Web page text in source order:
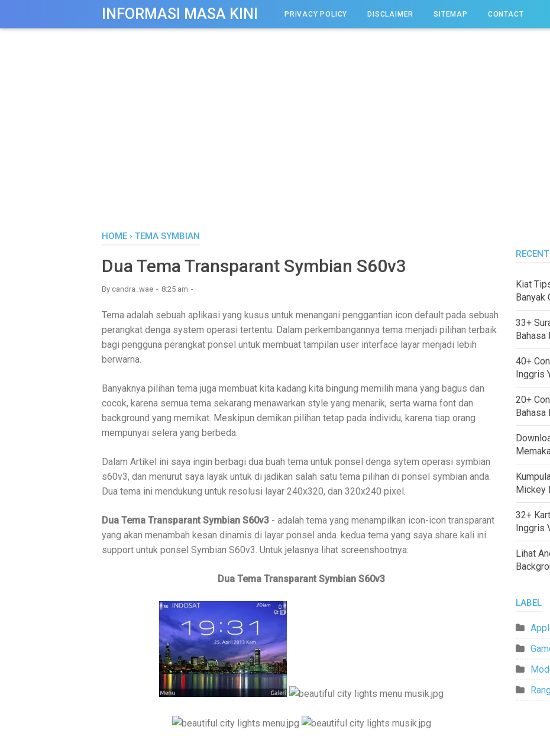
INFORMASI MASA KINI PRIVACY POLICY DISCLAIMER SITEMAP CONTACT
HOME › TEMA SYMBIAN
Dua Tema Transparant Symbian S60v3
By candra_wae 8:25 am
Tema adalah sebuah aplikasi yang kusus untuk menangani penggantian icon default pada sebuah
perangkat denga system operasi tertentu. Dalam perkembangannya tema menjadi pilihan terbaik
bagi pengguna perangkat ponsel untuk membuat tampilan user interface layar menjadi lebih
berwarna.
Banyaknya pilihan tema juga membuat kita kadang kita bingung memilih mana yang bagus dan
cocok, karena semua tema sekarang menawarkan style yang menarik, serta warna font dan
background yang memikat. Meskipun demikan pilihan tetap pada individu, karena tiap orang
mempunyai selera yang berbeda.
Dalam Artikel ini saya ingin berbagi dua buah tema untuk ponsel denga sytem operasi symbian
s60v3, dan menurut saya layak untuk di jadikan salah satu tema pilihan di ponsel symbian anda.
Dua tema ini mendukung untuk resolusi layar 240x320, dan 320x240 pixel.
Dua Tema Transparant Symbian S60v3 - adalah tema yang menampilkan icon-icon transparant
yang akan menambah kesan dinamis di layar ponsel anda. kedua tema yang saya share kali ini
support untuk ponsel Symbian S60v3. Untuk jelasnya lihat screenshootnya:
Dua Tema Transparant Symbian S60v3
Kiat
Banyak
33+
Bahasa
40+
Inggris
20+
Bahasa
Mickey
32+
Inggris
Lihat
LABEL